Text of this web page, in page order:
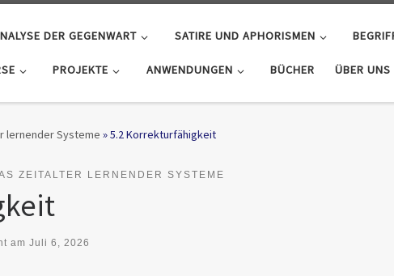
DER GEGENWART SATIRE UND APHORISMEN
PROJEKTE ANWENDUNGEN BÜCHER ÜBER UNS
lernender Systeme »5.2 Korrekturfähigkeit
ZEITALTER LERNENDER SYSTEME
am Juli 6, 2026